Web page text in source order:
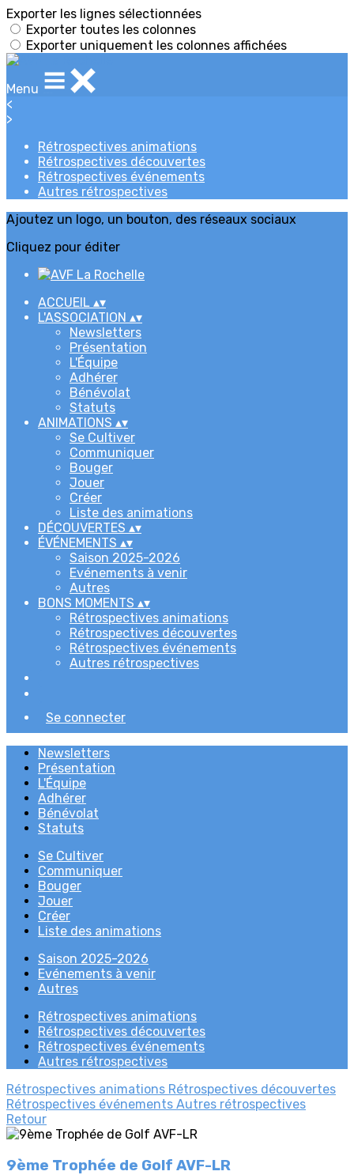
Exporter les lignes sélectionnées
Exporter toutes les colonnes
Exporter uniquement les colonnes affichées
Menu
<
>
Rétrospectives animations
Rétrospectives découvertes
Rétrospectives événements
Autres rétrospectives
Ajoutez un logo, un bouton, des réseaux sociaux
Cliquez pour éditer
ACCUEIL ▴▾
L'ASSOCIATION ▴▾
Newsletters
Présentation
L'Équipe
Adhérer
Bénévolat
Statuts
ANIMATIONS ▴▾
Se Cultiver
Communiquer
Bouger
Jouer
Créer
Liste des animations
DÉCOUVERTES ▴▾
ÉVÉNEMENTS ▴▾
Saison 2025-2026
Evénements à venir
Autres
BONS MOMENTS ▴▾
Rétrospectives animations
Rétrospectives découvertes
Rétrospectives événements
Autres rétrospectives
Se connecter
Newsletters
Présentation
L'Équipe
Adhérer
Bénévolat
Statuts
Se Cultiver
Communiquer
Bouger
Jouer
Créer
Liste des animations
Saison 2025-2026
Evénements à venir
Autres
Rétrospectives animations
Rétrospectives découvertes
Rétrospectives événements
Autres rétrospectives
Rétrospectives animations Rétrospectives découvertes
Rétrospectives événements Autres rétrospectives
Retour
9ème Trophée de Golf AVF-LR